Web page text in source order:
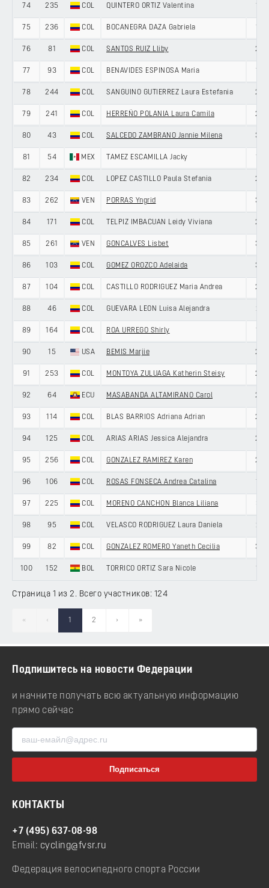
74 235 COL QUINTERO ORTIZ Valentina 18
75 236 COL BOCANEGRA DAZA Gabriela 18
76 81 COL SANTOS RUIZ Lliby 25
77 93 COL BENAVIDES ESPINOSA Maria 19
78 244 COL SANGUINO GUTIERREZ Laura Estefania 22
79 241 COL HERREÑO POLANIA Laura Camila 25
80 43 COL SALCEDO ZAMBRANO Jannie Milena 35
81 54 MEX TAMEZ ESCAMILLA Jacky 19
82 234 COL LOPEZ CASTILLO Paula Stefania 22
83 262 VEN PORRAS Yngrid 37
84 171 COL TELPIZ IMBACUAN Leidy Viviana 20
85 261 VEN GONCALVES Lisbet 39
86 103 COL GOMEZ OROZCO Adelaida 30
87 104 COL CASTILLO RODRIGUEZ Maria Andrea 27
88 46 COL GUEVARA LEON Luisa Alejandra 21
89 164 COL ROA URREGO Shirly 19
90 15 USA BEMIS Marjie 23
91 253 COL MONTOYA ZULUAGA Katherin Steisy 29
92 64 ECU MASABANDA ALTAMIRANO Carol 20
93 114 COL BLAS BARRIOS Adriana Adrian 25
94 125 COL ARIAS ARIAS Jessica Alejandra 28
95 256 COL GONZALEZ RAMIREZ Karen 20
96 106 COL ROSAS FONSECA Andrea Catalina 19
97 225 COL MORENO CANCHON Blanca Liliana 31
98 95 COL VELASCO RODRIGUEZ Laura Daniela 21
99 82 COL GONZALEZ ROMERO Yaneth Cecilia 37
100 152 BOL TORRICO ORTIZ Sara Nicole 19
Страница 1 из 2. Всего участников: 124
« ‹ 1 2 › »
Подпишитесь на новости Федерации
и начните получать всю актуальную информацию
прямо сейчас
КОНТАКТЫ
+7 (495) 637-08-98
Email: cycling@fvsr.ru
Федерация велосипедного спорта России